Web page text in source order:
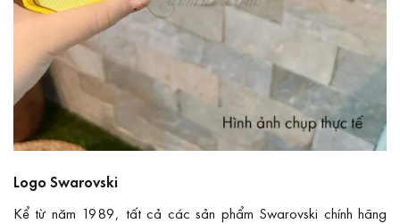
Logo Swarovski
Kể từ năm 1989, tất cả các sản phẩm Swarovski chính hãng